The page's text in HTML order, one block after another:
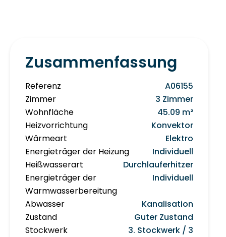
Zusammenfassung
Referenz
A06155
Zimmer
3 Zimmer
Wohnfläche
45.09 m²
Heizvorrichtung
Konvektor
Wärmeart
Elektro
Energieträger der Heizung
Individuell
Heißwasserart
Durchlauferhitzer
Energieträger der
Warmwasserbereitung
Individuell
Abwasser
Kanalisation
Zustand
Guter Zustand
Stockwerk
3. Stockwerk / 3